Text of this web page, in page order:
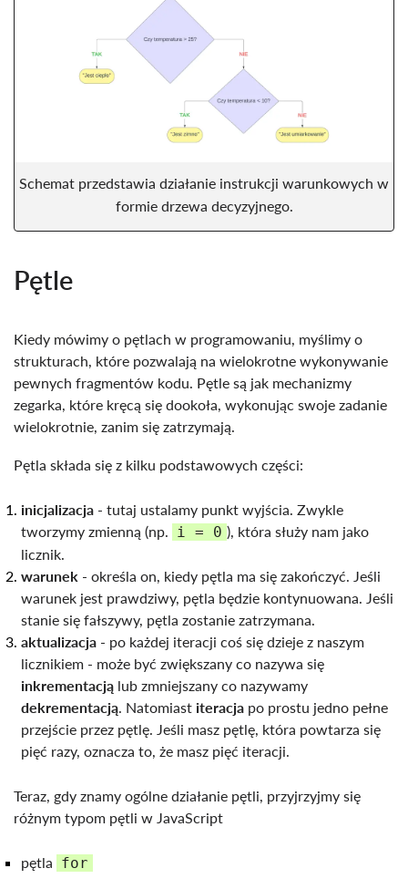
Schemat przedstawia działanie instrukcji warunkowych w
formie drzewa decyzyjnego.
Pętle
Kiedy mówimy o pętlach w programowaniu, myślimy o
strukturach, które pozwalają na wielokrotne wykonywanie
pewnych fragmentów kodu. Pętle są jak mechanizmy
zegarka, które kręcą się dookoła, wykonując swoje zadanie
wielokrotnie, zanim się zatrzymają.
Pętla składa się z kilku podstawowych części:
inicjalizacja - tutaj ustalamy punkt wyjścia. Zwykle
tworzymy zmienną (np. i = 0 ), która służy nam jako
licznik.
warunek - określa on, kiedy pętla ma się zakończyć. Jeśli
warunek jest prawdziwy, pętla będzie kontynuowana. Jeśli
stanie się fałszywy, pętla zostanie zatrzymana.
aktualizacja - po każdej iteracji coś się dzieje z naszym
licznikiem - może być zwiększany co nazywa się
inkrementacją lub zmniejszany co nazywamy
dekrementacją. Natomiast iteracja po prostu jedno pełne
przejście przez pętlę. Jeśli masz pętlę, która powtarza się
pięć razy, oznacza to, że masz pięć iteracji.
Teraz, gdy znamy ogólne działanie pętli, przyjrzyjmy się
różnym typom pętli w JavaScript
pętla for